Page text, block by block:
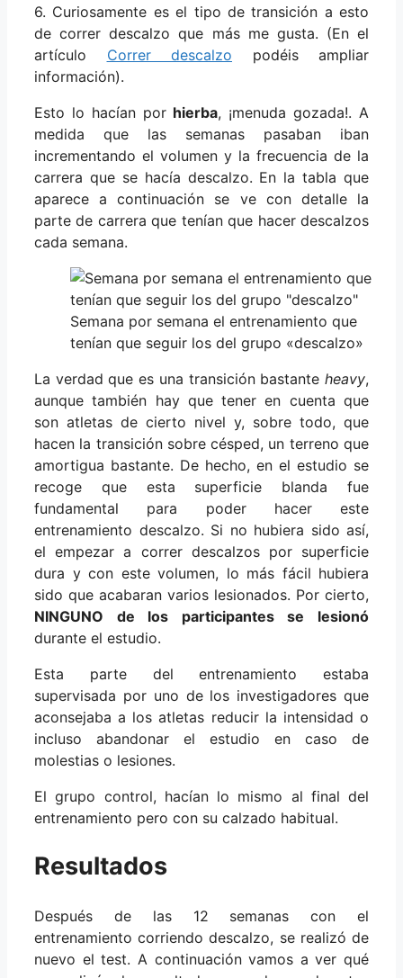
6. Curiosamente es el tipo de transición a esto
de correr descalzo que más me gusta. (En el
artículo Correr descalzo podéis ampliar
información).
Esto lo hacían por hierba, ¡menuda gozada!. A
medida que las semanas pasaban iban
incrementando el volumen y la frecuencia de la
carrera que se hacía descalzo. En la tabla que
aparece a continuación se ve con detalle la
parte de carrera que tenían que hacer descalzos
cada semana.
Semana por semana el entrenamiento que
tenían que seguir los del grupo «descalzo»
La verdad que es una transición bastante heavy,
aunque también hay que tener en cuenta que
son atletas de cierto nivel y, sobre todo, que
hacen la transición sobre césped, un terreno que
amortigua bastante. De hecho, en el estudio se
recoge que esta superficie blanda fue
fundamental para poder hacer este
entrenamiento descalzo. Si no hubiera sido así,
el empezar a correr descalzos por superficie
dura y con este volumen, lo más fácil hubiera
sido que acabaran varios lesionados. Por cierto,
NINGUNO de los participantes se lesionó
durante el estudio.
Esta parte del entrenamiento estaba
supervisada por uno de los investigadores que
aconsejaba a los atletas reducir la intensidad o
incluso abandonar el estudio en caso de
molestias o lesiones.
El grupo control, hacían lo mismo al final del
entrenamiento pero con su calzado habitual.
Resultados
Después de las 12 semanas con el
entrenamiento corriendo descalzo, se realizó de
nuevo el test. A continuación vamos a ver qué